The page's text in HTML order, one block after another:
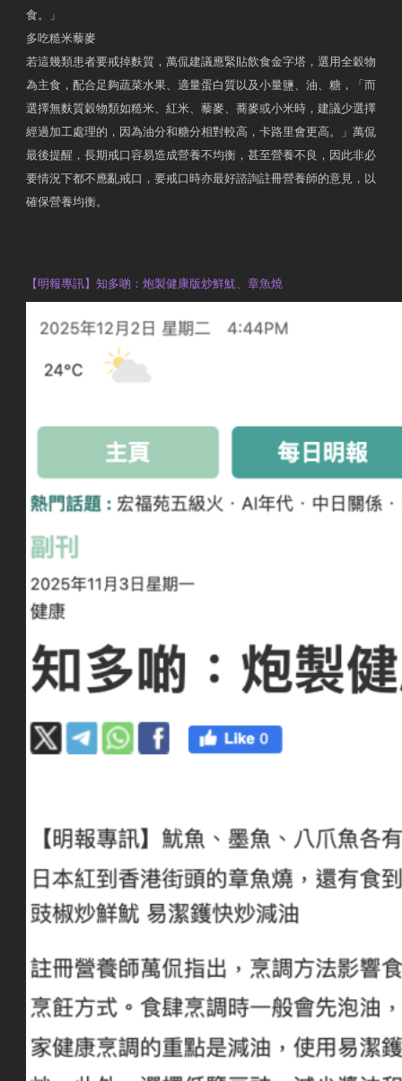
食。」
多吃糙米藜麥
若這幾類患者要戒掉麩質，萬侃建議應緊貼飲食金字塔，選用全穀物
為主食，配合足夠蔬菜水果、適量蛋白質以及小量鹽、油、糖，「而
選擇無麩質穀物類如糙米、紅米、藜麥、蕎麥或小米時，建議少選擇
經過加工處理的，因為油分和糖分相對較高，卡路里會更高。」萬侃
最後提醒，長期戒口容易造成營養不均衡，甚至營養不良，因此非必
要情況下都不應亂戒口，要戒口時亦最好諮詢註冊營養師的意見，以
確保營養均衡。
【明報專訊】知多啲：炮製健康版炒鮮魷、章魚燒